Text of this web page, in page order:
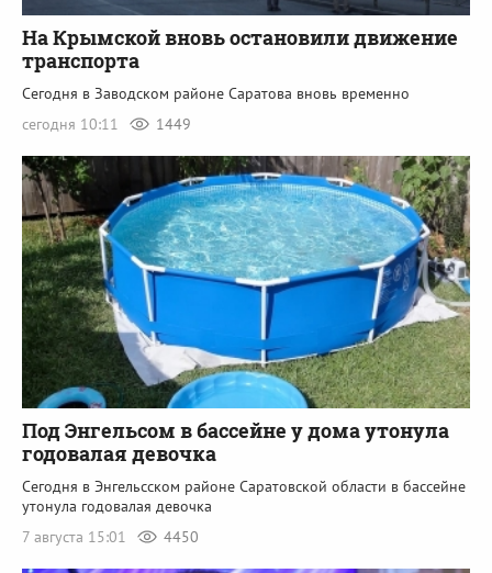
На Крымской вновь остановили движение
транспорта
Сегодня в Заводском районе Саратова вновь временно
сегодня 10:11
1449
Под Энгельсом в бассейне у дома утонула
годовалая девочка
Сегодня в Энгельсском районе Саратовской области в бассейне
утонула годовалая девочка
7 августа 15:01
4450